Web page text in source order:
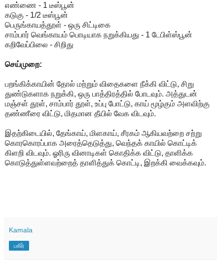
எண்ணை - 1 டீஸ்பூன்
கடுகு - 1/2 டீஸ்பூன்
பெருங்காயத்தூள் - ஒரு சிட்டிகை
சாம்பார் வெங்காயம் பொடியாக நறுக்கியது - 1 டேபிள்ஸ்பூன்
கறிவேப்பிலை - சிறிது
செய்முறை:
பறங்கிக்காயின் தோல் மற்றும் விதைகளை நீக்கி விட்டு, சிறு
துண்டுகளாக நறுக்கி, ஒரு பாத்திரத்தில் போடவும். அத்துடன்
மஞ்சள் தூள், சாம்பார் தூள், உப்பு போட்டு, காய் மூழ்கும் அளவிற்கு
தண்ணீரை விட்டு, மிதமான தீயில் வேக விடவும்.
இதற்கிடையில், தேங்காய், மிளகாய், சீரகம் ஆகியவற்றை சற்று
கொரகொரப்பாக அரைத்தெடுத்து, வெந்தக் காயில் கொட்டிக்
கிளறி விடவும். ஓரிரு வினாடிகள் கொதிக்க விட்டு, தாளிக்க
கொடுத்துள்ளவற்றைத் தாளித்துக் கொட்டி, இறக்கி வைக்கவும்.
Kamala
பகிர்